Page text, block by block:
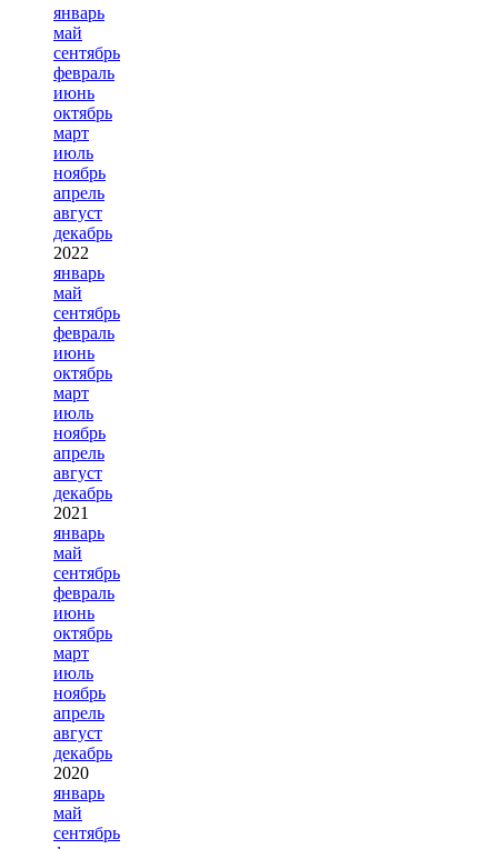
январь
май
сентябрь
февраль
июнь
октябрь
март
июль
ноябрь
апрель
август
декабрь
2022
январь
май
сентябрь
февраль
июнь
октябрь
март
июль
ноябрь
апрель
август
декабрь
2021
январь
май
сентябрь
февраль
июнь
октябрь
март
июль
ноябрь
апрель
август
декабрь
2020
январь
май
сентябрь